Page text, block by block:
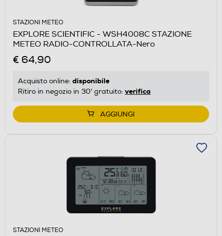
STAZIONI METEO
EXPLORE SCIENTIFIC - WSH4008C STAZIONE
METEO RADIO-CONTROLLATA-Nero
€ 64,90
Acquisto online: disponibile
Ritiro in negozio in 30' gratuito: verifica
AGGIUNGI
STAZIONI METEO